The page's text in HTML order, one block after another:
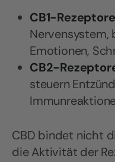
CB1-
Nervensystem,
Emotionen,
CB2-
steuern
CBD bindet nicht
die Aktivität der